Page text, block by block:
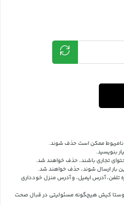
نامربوط ممکن است حذف شوند.
بنویسید.
تجاری باشند، حذف خواهند شد.
بار ارسال شوند، حذف خواهند شد.
تلفن، آدرس ایمیل، و آدرس منزل خودداری
وستا کیش هیچگونه مسئولیتی در قبال صحت